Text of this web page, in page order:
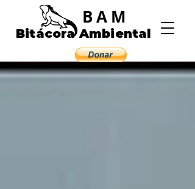
BAM
Bitácora Ambiental